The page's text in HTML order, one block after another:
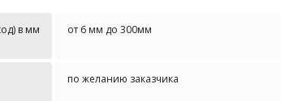
в мм от 6 мм до 300мм
по желанию заказчика